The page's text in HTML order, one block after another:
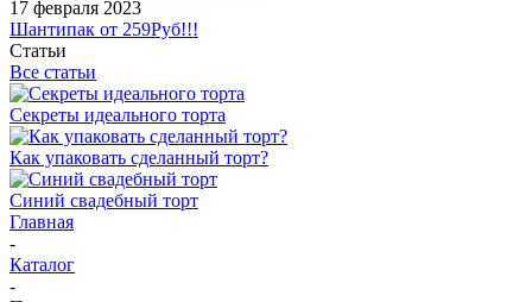
17 февраля 2023
Шантипак от 259Руб!!!
Статьи
Все статьи
Секреты идеального торта
Как упаковать сделанный торт?
Синий свадебный торт
Главная
-
Каталог
-